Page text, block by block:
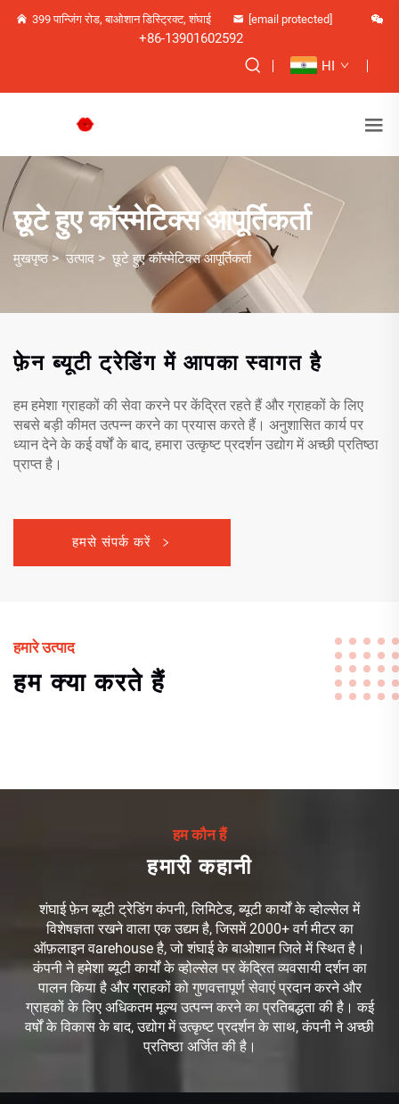
399 पान्जिंग रोड, बाओशान डिस्ट्रिक्ट, शंघाई [email protected]
+86-13901602592
HI
छूटे हुए कॉस्मेटिक्स आपूर्तिकर्ता
मुखपृष्ठ > उत्पाद > छूटे हुए कॉस्मेटिक्स आपूर्तिकर्ता
फ़ेन ब्यूटी ट्रेडिंग में आपका स्वागत है
हम हमेशा ग्राहकों की सेवा करने पर केंद्रित रहते हैं और ग्राहकों के लिए
सबसे बड़ी कीमत उत्पन्न करने का प्रयास करते हैं। अनुशासित कार्य पर
ध्यान देने के कई वर्षों के बाद, हमारा उत्कृष्ट प्रदर्शन उद्योग में अच्छी प्रतिष्ठा
प्राप्त है।
हमसे संपर्क करें
हमारे उत्पाद
हम क्या करते हैं
हम कौन हैं
हमारी कहानी
शंघाई फ़ेन ब्यूटी ट्रेडिंग कंपनी, लिमिटेड, ब्यूटी कार्यों के व्होल्सेल में
विशेषज्ञता रखने वाला एक उद्यम है, जिसमें 2000+ वर्ग मीटर का
ऑफ़लाइन वarehouse है, जो शंघाई के बाओशान जिले में स्थित है।
कंपनी ने हमेशा ब्यूटी कार्यों के व्होल्सेल पर केंद्रित व्यवसायी दर्शन का
पालन किया है और ग्राहकों को गुणवत्तापूर्ण सेवाएं प्रदान करने और
ग्राहकों के लिए अधिकतम मूल्य उत्पन्न करने का प्रतिबद्धता की है। कई
वर्षों के विकास के बाद, उद्योग में उत्कृष्ट प्रदर्शन के साथ, कंपनी ने अच्छी
प्रतिष्ठा अर्जित की है।